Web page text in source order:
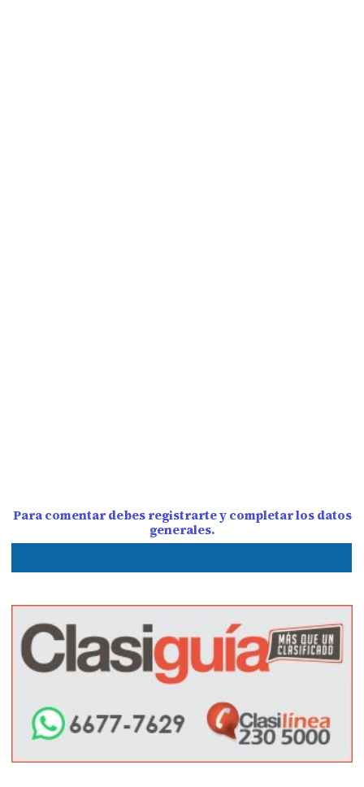
Para comentar debes registrarte y completar los datos
generales.